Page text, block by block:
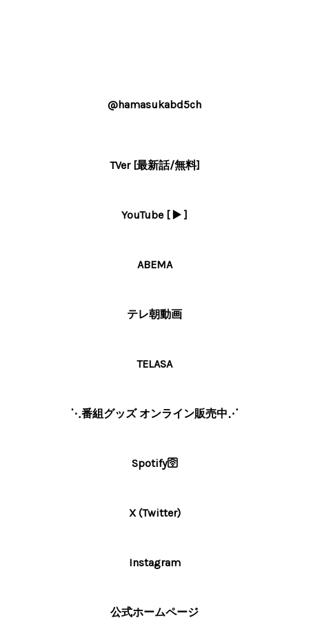
@hamasukabd5ch
TVer [最新話/無料]
YouTube [ ▶️ ]
ABEMA
テレ朝動画
TELASA
⋱番組グッズ オンライン販売中⋰
Spotify🛜
X (Twitter)
Instagram
公式ホームページ